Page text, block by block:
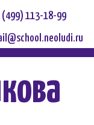
(499) 113-18-99